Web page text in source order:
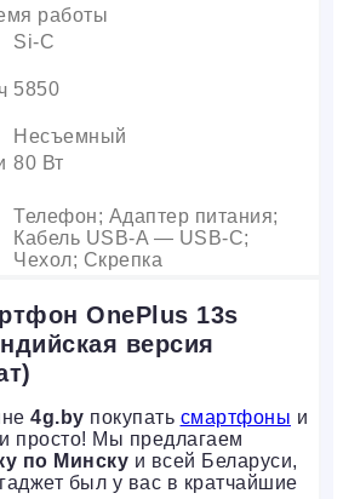
работы
Si-C
5850
Несъемный
80 Вт
Телефон; Адаптер питания;
Кабель USB-A — USB-C;
Чехол; Скрепка
OnePlus 13s
версия
4g.by покупать смартфоны и
просто! Мы предлагаем
по Минску и всей Беларуси,
был у вас в кратчайшие